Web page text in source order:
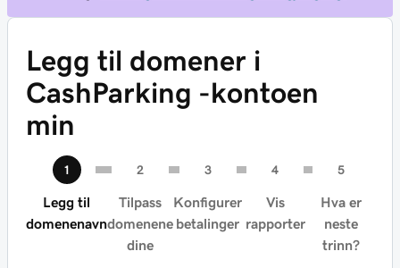
Legg til domener i
CashParking -kontoen
min
Legg til
domenenavn
Tilpass
domenene
dine
Konfigurer
betalinger
Vis
rapporter
Hva er
neste
trinn?